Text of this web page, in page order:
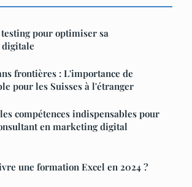
pour optimiser sa
frontières : L'importance de
pour les Suisses à l'étranger
compétences indispensables pour
en marketing digital
une formation Excel en 2024 ?